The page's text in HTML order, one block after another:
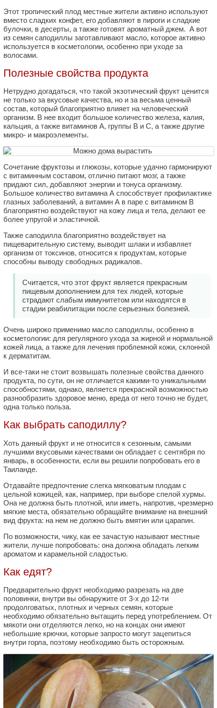
Этот тропический плод местные жители активно используют
вместо сладких конфет, его добавляют в пироги и сладкие
булочки, в десерты, а также готовят ароматный джем. А вот
из семян саподиллы заготавливают масло, которое активно
используется в косметологии, особенно при уходе за
волосами.
Полезные свойства продукта
Нетрудно догадаться, что такой экзотический фрукт ценится
не только за вкусовые качества, но и за весьма ценный
состав, который благоприятно влияет на человеческий
организм. В нее входит большое количество железа, калия,
кальция, а также витаминов А, группы В и С, а также другие
микро- и макроэлементы.
Сочетание фруктозы и глюкозы, которые удачно гармонируют
с витаминным составом, отлично питают мозг, а также
придают сил, добавляют энергии и тонуса организму.
Большое количество витамина А способствует профилактике
глазных заболеваний, а витамин А в паре с витамином В
благоприятно воздействуют на кожу лица и тела, делают ее
более упругой и эластичной.
Также саподилла благоприятно воздействует на
пищеварительную систему, выводит шлаки и избавляет
организм от токсинов, относится к продуктам, которые
способны выводу свободных радикалов.
Считается, что этот фрукт является прекрасным
пищевым дополнением для тех людей, которые
страдают слабым иммунитетом или находятся в
стадии реабилитации после серьезных болезней.
Очень широко применимо масло саподиллы, особенно в
косметологии: для регулярного ухода за жирной и нормальной
кожей лица, а также для лечения проблемной кожи, склонной
к дерматитам.
И все-таки не стоит возвышать полезные свойства данного
продукта, по сути, он не отличается какими-то уникальными
способностями, однако, является прекрасной возможностью
разнообразить здоровое меню, вреда от него точно не будет,
одна только польза.
Как выбрать саподиллу?
Хоть данный фрукт и не относится к сезонным, самыми
лучшими вкусовыми качествами он обладает с сентября по
январь, в особенности, если вы решили попробовать его в
Таиланде.
Отдавайте предпочтение слегка мягковатым плодам с
цельной кожицей, как, например, при выборе спелой хурмы.
Она не должна быть плотной, или иметь, напротив, чрезмерно
мягкие места, обязательно обращайте внимание на внешний
вид фрукта: на нем не должно быть вмятин или царапин.
По возможности, чику, как ее зачастую называют местные
жители, лучше попробовать: она должна обладать легким
ароматом и карамельной сладостью.
Как едят?
Предварительно фрукт необходимо разрезать на две
половинки, внутри вы обнаружите от 3-х до 12-ти
продолговатых, плотных и черных семян, которые
необходимо обязательно вытащить перед употреблением. От
мякоти они отделяются легко, но на концах они имеют
небольшие крючки, которые запросто могут зацепиться
внутри горла, поэтому необходимо быть осторожным.